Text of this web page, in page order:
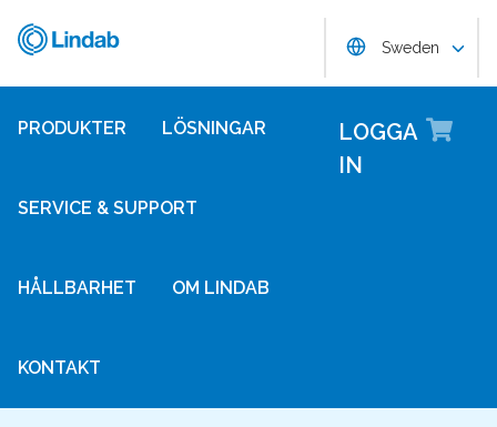
till
huvudinnehållet
Lindab Choose
Sweden
PRODUKTER LÖSNINGAR
SERVICE & SUPPORT
HÅLLBARHET OM LINDAB
KONTAKT
LOGGA
IN